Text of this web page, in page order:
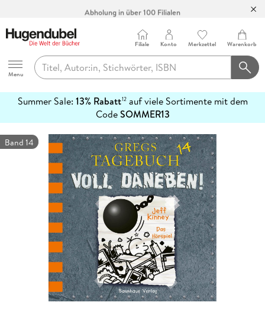
Abholung in über 100 Filialen
Hugendubel
Menu
Filiale Konto Merkzettel Warenkorb
Summer Sale: 13% Rabatt12auf viele Sortimente mit dem
CodeSOMMER13
erfahren
Band 14